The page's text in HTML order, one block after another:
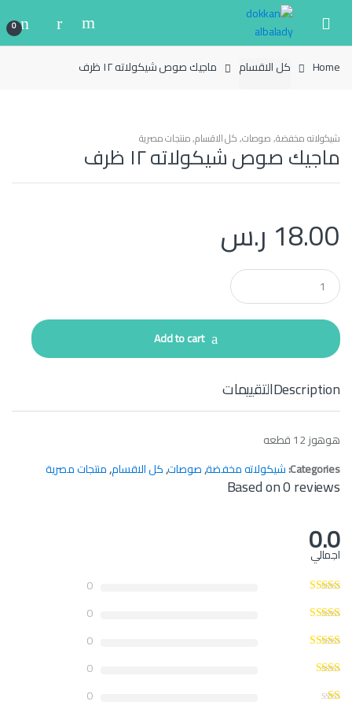
navigation
content
0
Home كل الاقسام ماجيك صوص شيكولاته ١٢ ظرف
شيكولاته مخفضة,صوصات,كل الاقسام,منتجات مصرية
ماجيك صوص شيكولاته ١٢ ظرف
18.00 ر.س
Q
u
a
t
i
Add to cart
Descriptionالتقييمات
هوهوز 12 قطعه
Categories: شيكولاته مخفضة,صوصات,كل الاقسام,منتجات مصرية
Based on 0 reviews
0.0
اجمالي
0
0
0
0
0